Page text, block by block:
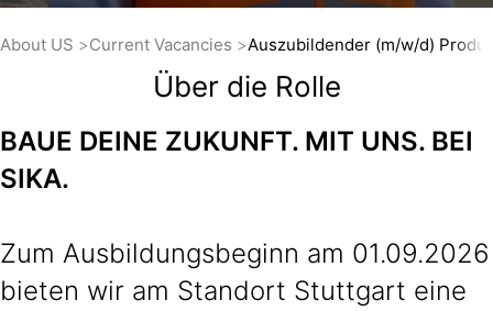
About US Current Vacancies Auszubildender (m/w/d)
Über die Rolle
BAUE DEINE ZUKUNFT. MIT UNS. BEI
SIKA.
Zum Ausbildungsbeginn am 01.09.2026
bieten wir am Standort Stuttgart eine